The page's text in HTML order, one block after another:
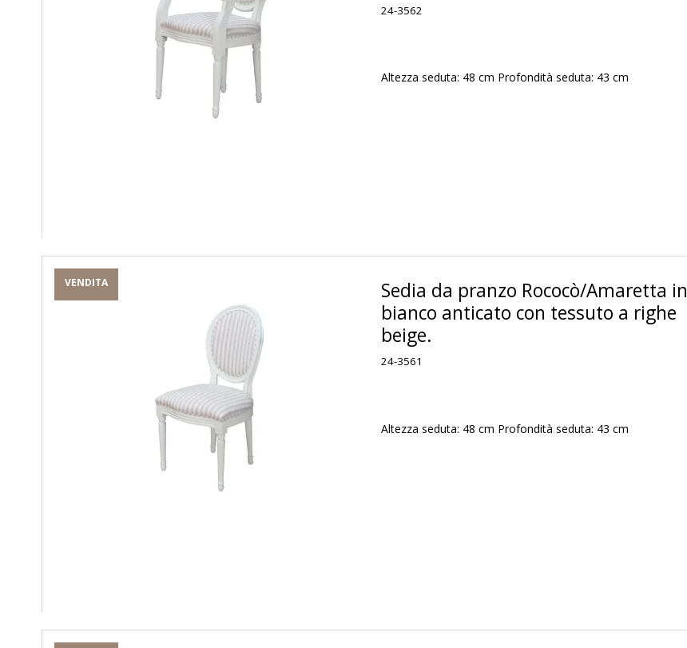
24-3562
Altezza seduta: 48 cm Profondità seduta: 43 cm
VENDITA
Sedia da pranzo Rococò/Amaretta in
bianco anticato con tessuto a righe
beige.
24-3561
Altezza seduta: 48 cm Profondità seduta: 43 cm